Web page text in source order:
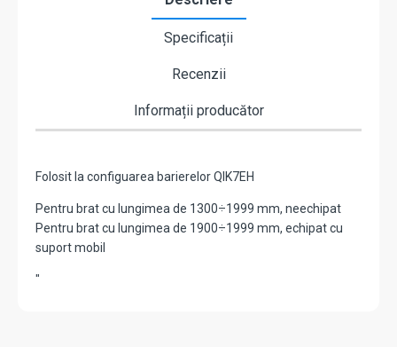
Specificații
Recenzii
Informații producător
Folosit la configuarea barierelor QIK7EH
Pentru brat cu lungimea de 1300÷1999 mm, neechipat
Pentru brat cu lungimea de 1900÷1999 mm, echipat cu
suport mobil
"